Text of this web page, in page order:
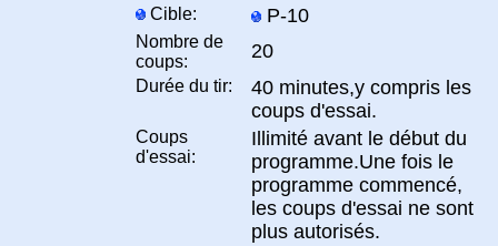
Cible: P-10
Nombre de
coups:
20
Durée du tir:
40 minutes,y compris les
coups d'essai.
Coups
d'essai:
Illimité avant le début du
programme.Une fois le
programme commencé,
les coups d'essai ne sont
plus autorisés.